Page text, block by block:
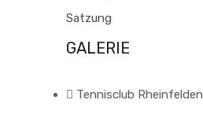
Satzung
GALERIE
Tennisclub Rheinfelden